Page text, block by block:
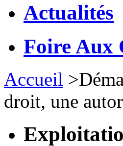
Actualités
Foire Aux
Accueil >
droit, une